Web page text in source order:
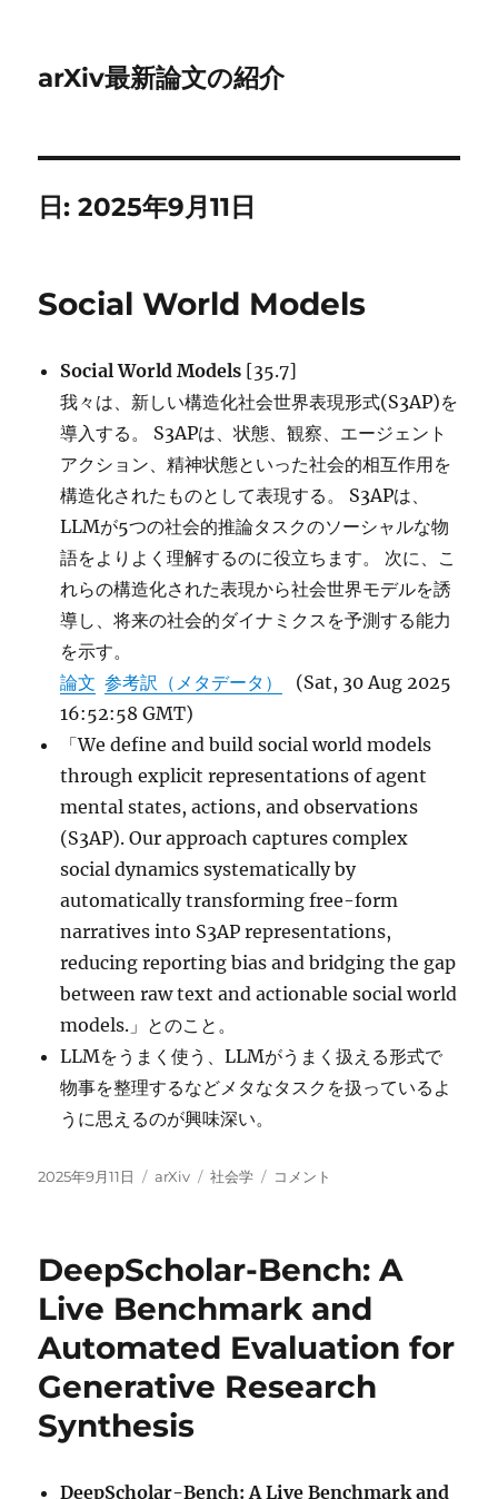
arXiv最新論文の紹介
日:2025年9月11日
Social World Models
Social World Models [35.7]
我々は、新しい構造化社会世界表現形式(S3AP)を
導入する。 S3APは、状態、観察、エージェント
アクション、精神状態といった社会的相互作用を
構造化されたものとして表現する。 S3APは、
LLMが5つの社会的推論タスクのソーシャルな物
語をよりよく理解するのに役立ちます。 次に、こ
れらの構造化された表現から社会世界モデルを誘
導し、将来の社会的ダイナミクスを予測する能力
を示す。
論文 参考訳（メタデータ）
(Sat, 30 Aug 2025
16:52:58 GMT)
「We define and build social world models
through explicit representations of agent
mental states, actions, and observations
(S3AP). Our approach captures complex
social dynamics systematically by
automatically transforming free-form
narratives into S3AP representations,
reducing reporting bias and bridging the gap
between raw text and actionable social world
models.」とのこと。
LLMをうまく使う、LLMがうまく扱える形式で
物事を整理するなどメタなタスクを扱っているよ
うに思えるのが興味深い。
投
2025年9月11日
カ
ー
arXiv
タ
社会学
Social
コメント
DeepScholar-Bench: A
Live Benchmark and
Automated Evaluation for
Generative Research
Synthesis
DeepScholar-Bench: A Live Benchmark and